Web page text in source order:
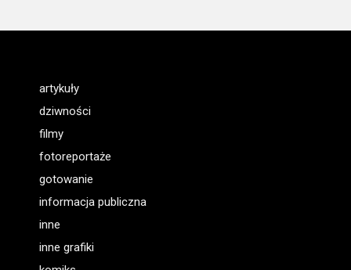
artykuły
dziwności
filmy
fotoreportaże
gotowanie
informacja publiczna
inne
inne grafiki